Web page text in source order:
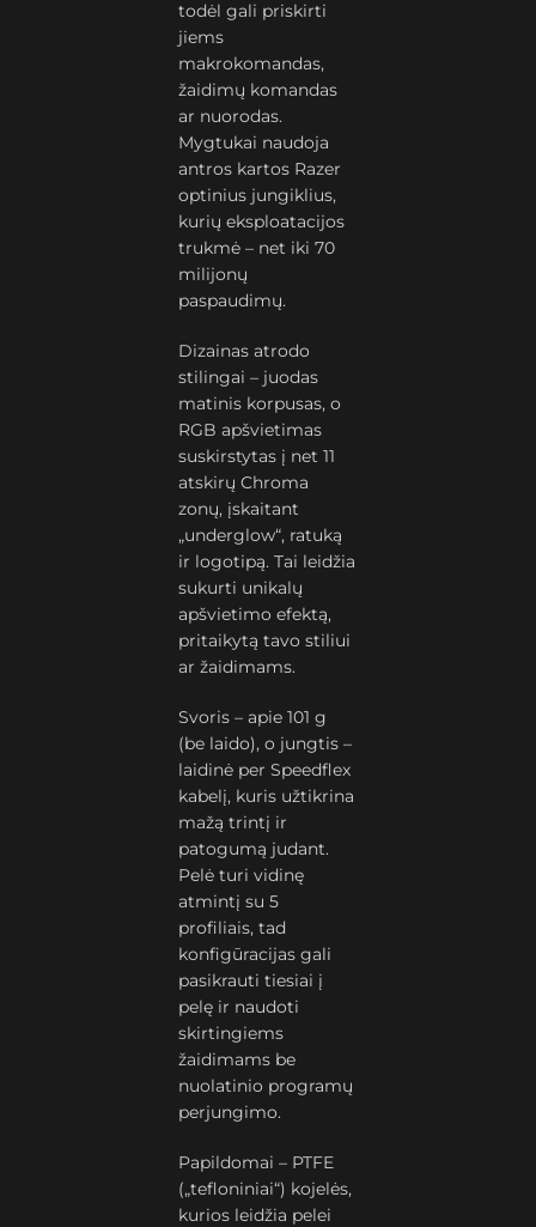
todėl gali priskirti
jiems
makrokomandas,
žaidimų komandas
ar nuorodas.
Mygtukai naudoja
antros kartos Razer
optinius jungiklius,
kurių eksploatacijos
trukmė – net iki 70
milijonų
paspaudimų.
Dizainas atrodo
stilingai – juodas
matinis korpusas, o
RGB apšvietimas
suskirstytas į net 11
atskirų Chroma
zonų, įskaitant
„underglow“, ratuką
ir logotipą. Tai leidžia
sukurti unikalų
apšvietimo efektą,
pritaikytą tavo stiliui
ar žaidimams.
Svoris – apie 101 g
(be laido), o jungtis –
laidinė per Speedflex
kabelį, kuris užtikrina
mažą trintį ir
patogumą judant.
Pelė turi vidinę
atmintį su 5
profiliais, tad
konfigūracijas gali
pasikrauti tiesiai į
pelę ir naudoti
skirtingiems
žaidimams be
nuolatinio programų
perjungimo.
Papildomai – PTFE
(„tefloniniai“) kojelės,
kurios leidžia pelei